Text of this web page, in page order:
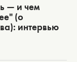
— и чем
(о
интервью